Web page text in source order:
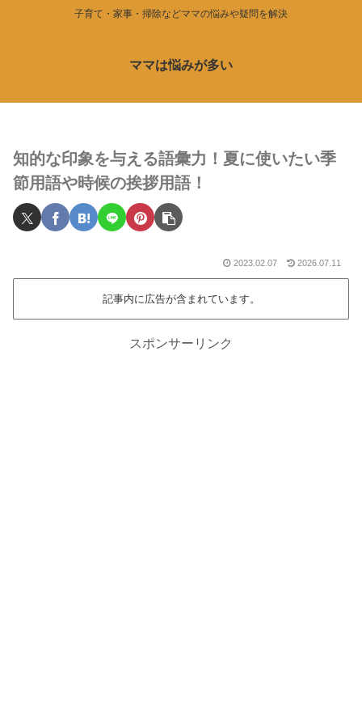
子育て・家事・掃除などママの悩みや疑問を解決
ママは悩みが多い
知的な印象を与える語彙力！夏に使いたい季
節用語や時候の挨拶用語！
2023.02.07 2026.07.11
記事内に広告が含まれています。
スポンサーリンク